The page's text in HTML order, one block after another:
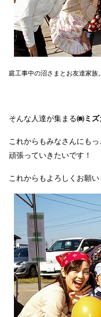
庭工事中の沼さまとお友達家
そんな人達が集まる㈱ミズ
これからもみなさんにも
頑張っていきたいです！
これからもよろしくお願い